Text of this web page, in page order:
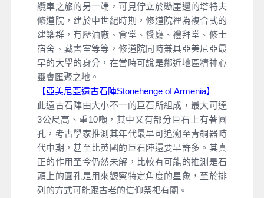
纜車之旅的另一端，可見佇立於懸崖邊的塔特夫
修道院，建於中世紀時期，修道院裡為複合式的
建築群，有壓油廠、食堂、餐廳、禮拜堂、修士
宿舍、藏書室等等，修道院同時兼具亞美尼亞最
早的大學的身分，在當時可說是鄰近地區精神心
靈會匯聚之地。
【亞美尼亞遠古石陣Stonehenge of Armenia】
此遠古石陣由大小不一的巨石所組成，最大可達
3公尺高、重10噸，其中又有部分巨石上有著圓
孔，考古學家推測其年代最早可追溯至青銅器時
代中期，甚至比英國的巨石陣還要早許多。其真
正的作用至今仍然未解，比較有可能的推測是石
頭上的圓孔是用來觀察特定角度的星象，至於排
列的方式可能跟古老的信仰祭祀有關。